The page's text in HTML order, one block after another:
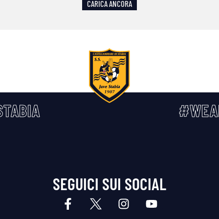
CARICA ANCORA
SEGUICI SUI SOCIAL